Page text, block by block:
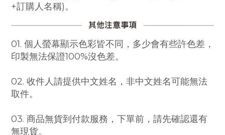
+訂購人名稱)。
01. 個人螢幕顯示色彩皆不同，多少會有些許色差，
印製無法保證100%沒色差。
02. 收件人請提供中文姓名，非中文姓名可能無法
取件。
03. 商品無貨到付款服務，下單前，請先確認還有
無現貨。